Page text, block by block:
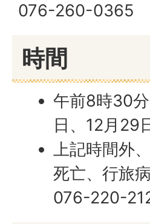
076-260-0365
時間
午前8時30
日、12月29
上記時間外
死亡、行旅
076-220-